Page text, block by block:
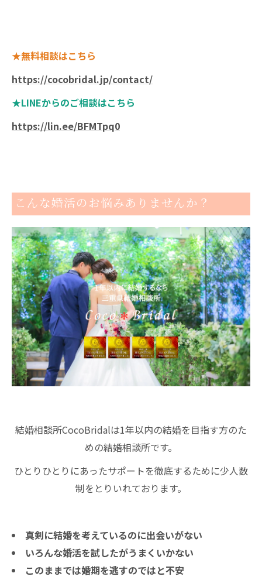
★無料相談はこちら
https://cocobridal.jp/contact/
★LINEからのご相談はこちら
https://lin.ee/BFMTpq0
こんな婚活のお悩みありませんか？
結婚相談所CocoBridalは1年以内の結婚を目指す方のた
めの結婚相談所です。
ひとりひとりにあったサポートを徹底するために少人数
制をとりいれております。
真剣に結婚を考えているのに出会いがない
いろんな婚活を試したがうまくいかない
このままでは婚期を逃すのではと不安